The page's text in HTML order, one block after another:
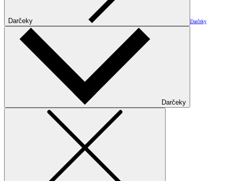
Darčeky Darčeky
Darčeky